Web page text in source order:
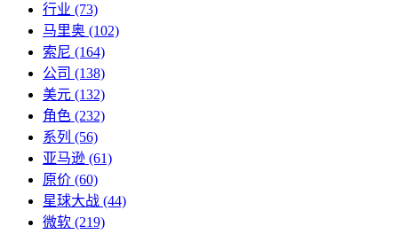
行业 (73)
马里奥 (102)
索尼 (164)
公司 (138)
美元 (132)
角色 (232)
系列 (56)
亚马逊 (61)
原价 (60)
星球大战 (44)
微软 (219)